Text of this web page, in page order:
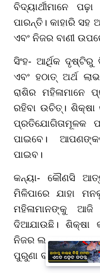
ବିଦ୍ୟାର୍ଥୀମାନେ
ପାରନ୍ତି। କାହାରି ସହ
ଏବଂ ନିଜର ବାଣୀ
ସିଂହ- ଆର୍ଥିକ
ଏବଂ ହଠାତ୍ ଅର୍ଥ
ରାଶିର ମହିଳାମାନେ
ରହିବା ଉଚିତ୍। ଶିକ୍ଷା
ପ୍ରତିଯୋଗିତାମୂଳକ
ପାଇବେ।
ପାଇବ।
କନ୍ୟା- କୌଣସି
ମିଳିପାରେ ଯାହା
ମହିଳାମାନଙ୍କୁ ଆଜି
ଦିଆଯାଉଛି। ଶିକ୍ଷା
ନିଜର ଲକ୍ଷ୍ୟ ପୂରଣ
ପୁରୁଣା ବନ୍ଧୁଙ୍କ ସହ